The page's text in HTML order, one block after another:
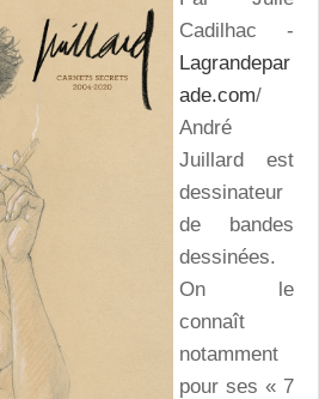
Cadilhac -
Lagrandepar
ade.com/
André
Juillard est
dessinateur
de bandes
dessinées.
On le
connaît
notamment
pour ses « 7